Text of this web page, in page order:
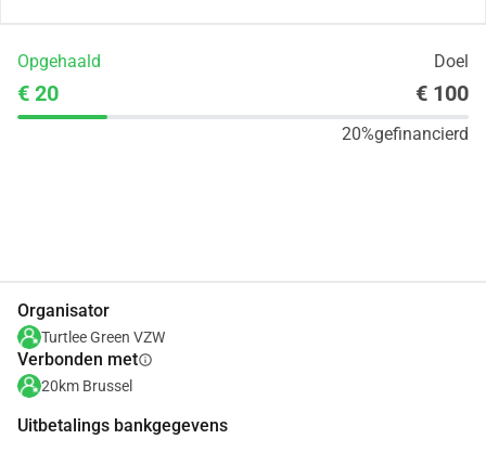
Opgehaald Doel
€ 20 € 100
20%gefinancierd
Organisator
Turtlee Green VZW
Verbonden metinfo
20km Brussel
Uitbetalings bankgegevens